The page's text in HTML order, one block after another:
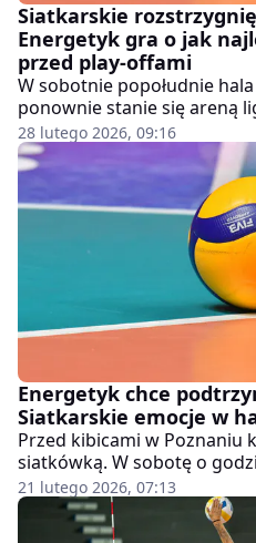
Siatkarskie
Energetyk gra o jak
przed play-offami
W sobotnie popołudnie
ponownie stanie się areną
o godzinie 15:00 kibice
rundy zasadniczej w 2.
Energetyk Poznań
a stawką meczu będzie nie
wszystkim korzystne
28 lutego 2026, 09:16
Energetyk chce
Siatkarskie emocje w
Przed kibicami w Poznaniu
siatkówką. W sobotę o
Wychowania Fizycznego
podejmie PGE Stilon
2 ligi mężczyzn.
21 lutego 2026, 07:13